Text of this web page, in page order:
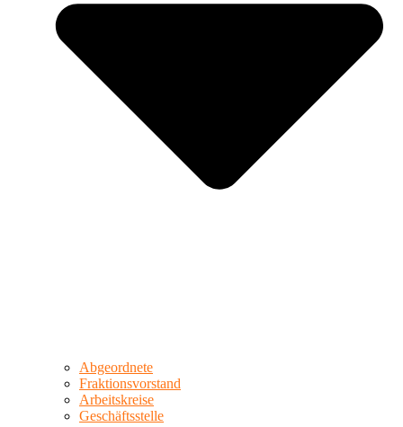
Abgeordnete
Fraktionsvorstand
Arbeitskreise
Geschäftsstelle